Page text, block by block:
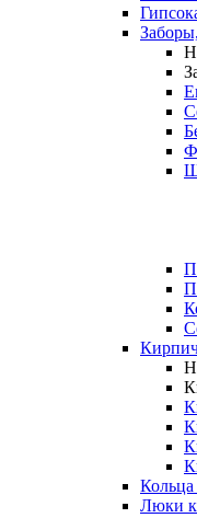
Люки